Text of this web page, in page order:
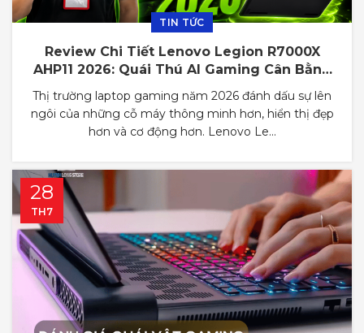
TIN TỨC
Review Chi Tiết Lenovo Legion R7000X
AHP11 2026: Quái Thú AI Gaming Cân Bằng
Mọi Trải Nghiệm
Thị trường laptop gaming năm 2026 đánh dấu sự lên
ngôi của những cỗ máy thông minh hơn, hiển thị đẹp
hơn và cơ động hơn. Lenovo Le...
28
TH7